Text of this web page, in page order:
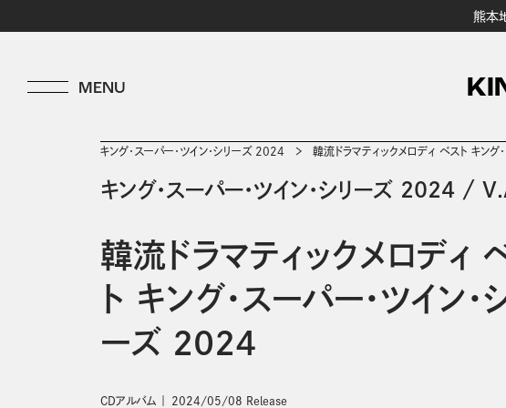
熊本
キング・スーパー・ツイン・シリーズ 2024 韓流ドラマティックメロディ ベスト キング
キング・スーパー・ツイン・シリーズ 2024 /
韓流ドラマティックメロディ
ト キング・スーパー・ツイン・
ーズ 2024
CDアルバム 2024/05/08 Release